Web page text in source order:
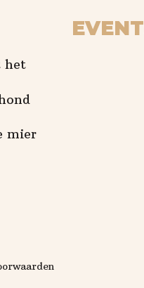
het
mier